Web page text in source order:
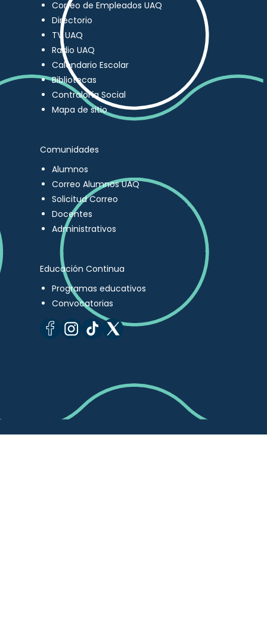
Correo de Empleados UAQ
Directorio
TV UAQ
Radio UAQ
Calendario Escolar
Bibliotecas
Contraloría Social
Mapa de sitio
Comunidades
Alumnos
Correo Alumnos UAQ
Solicitud Correo
Docentes
Administrativos
Educación Continua
Programas educativos
Convocatorias